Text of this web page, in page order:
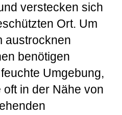
verstecken sich
Ort. Um
austrocknen
benötigen
Umgebung,
in der Nähe von